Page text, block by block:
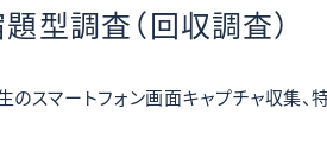
型調査（回収調査）
のスマートフォン画面キャプチャ収集